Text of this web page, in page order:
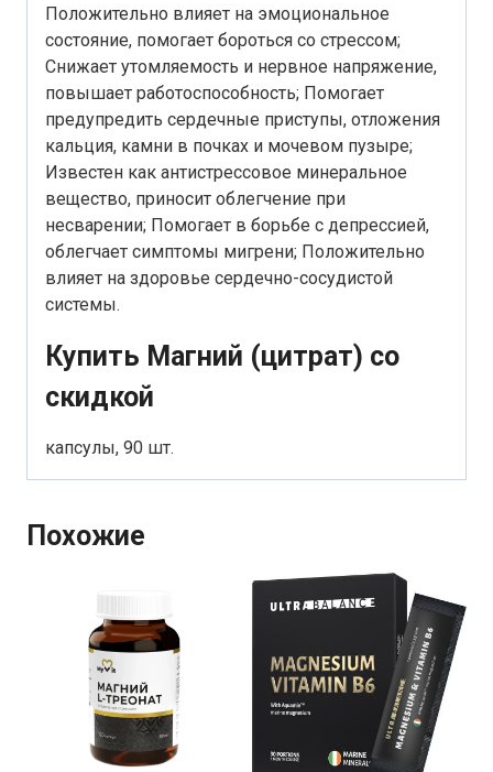
Положительно влияет на эмоциональное
состояние, помогает бороться со стрессом;
Снижает утомляемость и нервное напряжение,
повышает работоспособность; Помогает
предупредить сердечные приступы, отложения
кальция, камни в почках и мочевом пузыре;
Известен как антистрессовое минеральное
вещество, приносит облегчение при
несварении; Помогает в борьбе с депрессией,
облегчает симптомы мигрени; Положительно
влияет на здоровье сердечно-сосудистой
системы.
Купить Магний (цитрат) со
скидкой
капсулы, 90 шт.
Похожие